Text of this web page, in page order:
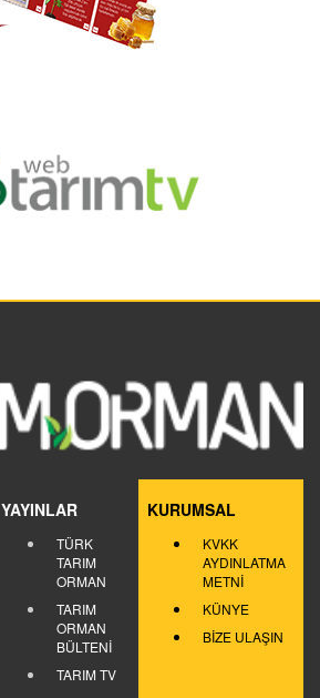
YAYINLAR
TÜRK
TARIM
ORMAN
TARIM
ORMAN
BÜLTENİ
TARIM TV
KURUMSAL
KVKK
AYDINLATMA
METNİ
KÜNYE
BİZE ULAŞIN